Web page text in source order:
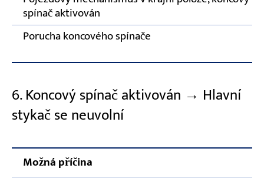
spínač aktivován
Porucha koncového spínače
6. Koncový spínač aktivován → Hlavní
stykač se neuvolní
Možná příčina